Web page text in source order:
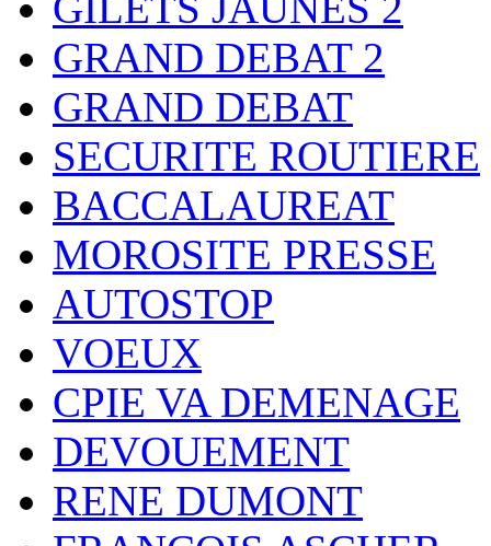
GRAND DEBAT 2
GRAND DEBAT
SECURITE ROUTIERE
BACCALAUREAT
MOROSITE PRESSE
AUTOSTOP
VOEUX
CPIE VA DEMENAGE
DEVOUEMENT
RENE DUMONT